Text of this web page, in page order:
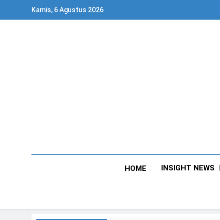
Kamis, 6 Agustus 2026
HOME INSIGHT NEWS